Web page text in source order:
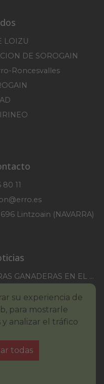
LOIZU
DE SOROGAIN
Roncesvalles
11
Lintzoain (NAVARRA)
MEJORA DE INFRAESTRUCTURAS GANADERAS EN EL TM DE ERRO CAMPAÑA 2025-2026
– ERROIBARKO EGUNA
DEL AGUA
su experiencia de
para mostrarle
analizar el tráfico
todas